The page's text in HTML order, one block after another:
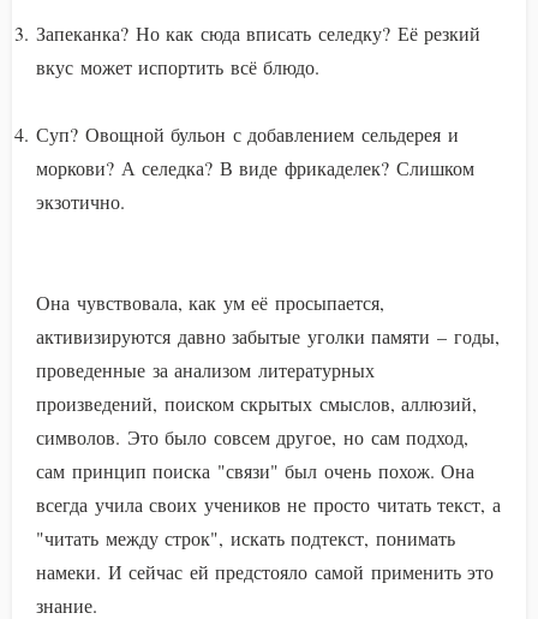
Запеканка? Но как сюда вписать селедку? Её резкий
вкус может испортить всё блюдо.
Суп? Овощной бульон с добавлением сельдерея и
моркови? А селедка? В виде фрикаделек? Слишком
экзотично.
Она чувствовала, как ум её просыпается,
активизируются давно забытые уголки памяти – годы,
проведенные за анализом литературных
произведений, поиском скрытых смыслов, аллюзий,
символов. Это было совсем другое, но сам подход,
сам принцип поиска "связи" был очень похож. Она
всегда учила своих учеников не просто читать текст, а
"читать между строк", искать подтекст, понимать
намеки. И сейчас ей предстояло самой применить это
знание.